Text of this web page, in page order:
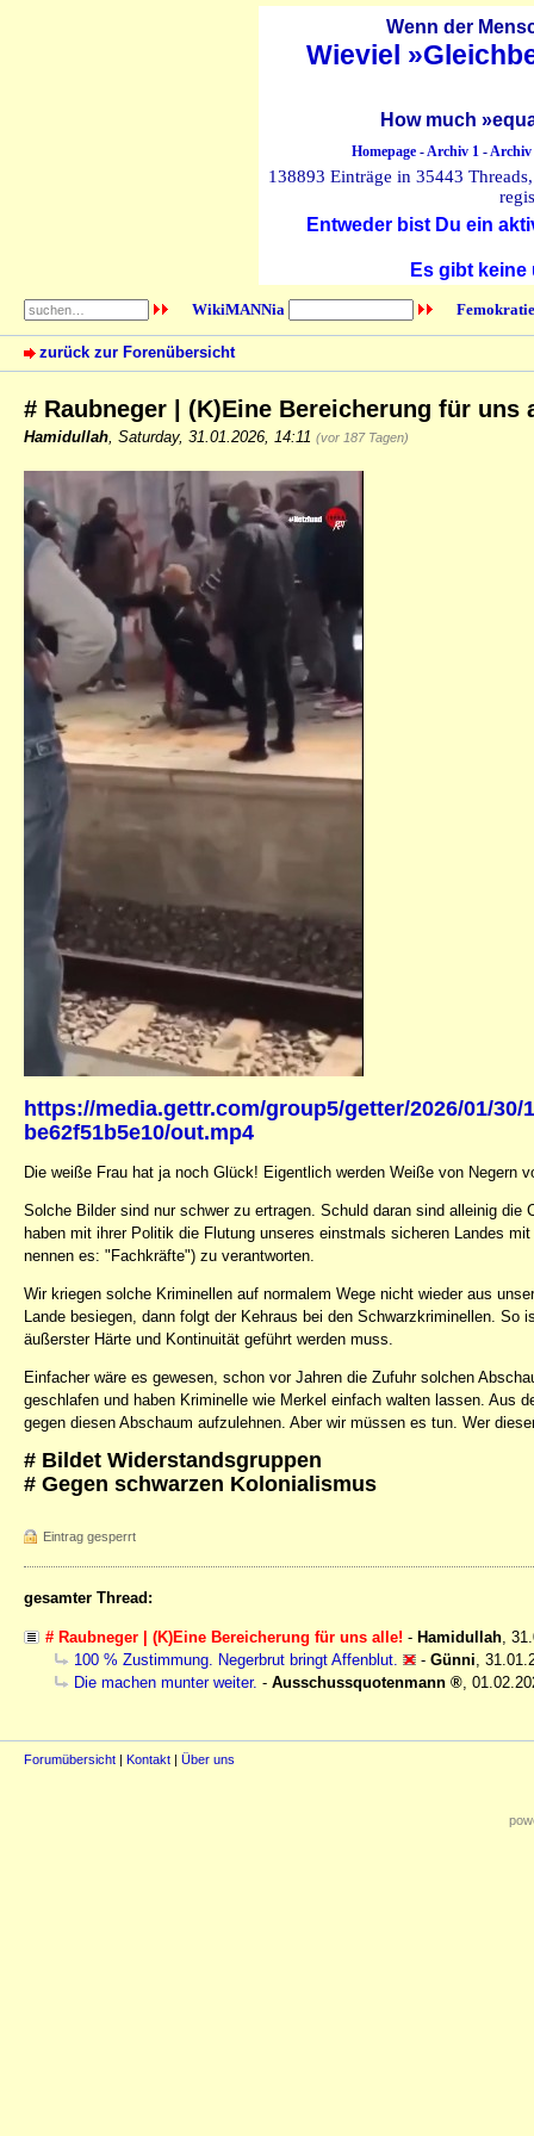
Wenn der
Wieviel
How much
Homepage-Archiv 1-Archiv
138893 Einträge in 35443
Entweder bist Du ein
Es gibt
WikiMANNia
zurück zur Forenübersicht
# Raubneger | (K)Eine Bereicherung für uns
Hamidullah Saturday, 31.01.2026, 14:11 (vor 187 Tagen)
https://media.gettr.com/group5/getter/2026/01/30/
be62f51b5e10/out.mp4
Die weiße Frau hat ja noch Glück! Eigentlich werden Weiße von Negern
Solche Bilder sind nur schwer zu ertragen. Schuld daran sind alleinig
haben mit ihrer Politik die Flutung unseres einstmals sicheren Landes
nennen es: "Fachkräfte") zu verantworten.
Wir kriegen solche Kriminellen auf normalem Wege nicht wieder aus
Lande besiegen, dann folgt der Kehraus bei den Schwarzkriminellen.
äußerster Härte und Kontinuität geführt werden muss.
Einfacher wäre es gewesen, schon vor Jahren die Zufuhr solchen
geschlafen und haben Kriminelle wie Merkel einfach walten lassen. Aus
gegen diesen Abschaum aufzulehnen. Aber wir müssen es tun. Wer
# Bildet Widerstandsgruppen
# Gegen schwarzen Kolonialismus
Eintrag gesperrt
gesamter Thread:
# Raubneger | (K)Eine Bereicherung für uns alle! - Hamidullah
100 % Zustimmung. Negerbrut bringt Affenblut.
- Günni
Die machen munter weiter. - Ausschussquotenmann
Forumübersicht Kontakt Über uns